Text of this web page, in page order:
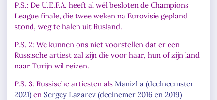
P.S.: De U.E.F.A. heeft al wél besloten de Champions
League finale, die twee weken na Eurovisie gepland
stond, weg te halen uit Rusland.
P.S. 2: We kunnen ons niet voorstellen dat er een
Russische artiest zal zijn die voor haar, hun of zijn land
naar Turijn wil reizen.
P.S. 3: Russische artiesten als Manizha (deelneemster
2021) en Sergey Lazarev (deelnemer 2016 en 2019)